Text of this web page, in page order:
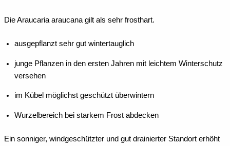
Die Araucaria araucana gilt als sehr frosthart.
ausgepflanzt sehr gut wintertauglich
junge Pflanzen in den ersten Jahren mit leichtem Winterschutz
versehen
im Kübel möglichst geschützt überwintern
Wurzelbereich bei starkem Frost abdecken
Ein sonniger, windgeschützter und gut drainierter Standort erhöht